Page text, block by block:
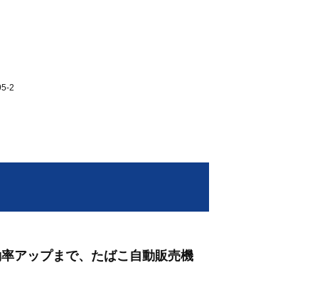
2
アップまで、たばこ自動販売機